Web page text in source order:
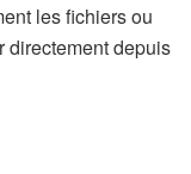
les fichiers ou
directement depuis